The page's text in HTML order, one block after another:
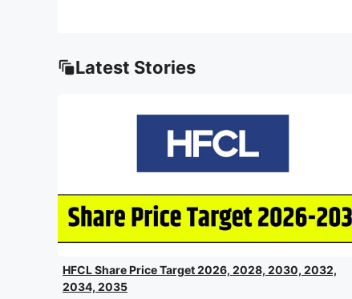
Latest Stories
HFCL Share Price Target 2026, 2028, 2030, 2032,
2034, 2035